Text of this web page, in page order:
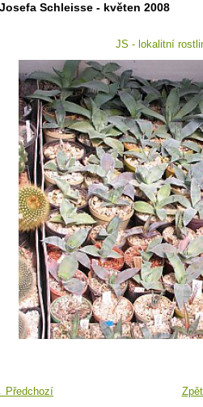
Schleisse - květen 2008
JS - lokalitní
Předchozí